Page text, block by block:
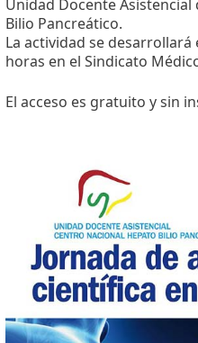
Unidad Docente
Bilio Pancreático.
La actividad se desarrollará
horas en el Sindicato
El acceso es gratuito y sin